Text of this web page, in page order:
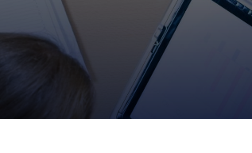
银行 & 保险
科学 & 研究
研究重点
创新平台
关于TÜV奥地利中国
地点
中国区最高管理层宣言